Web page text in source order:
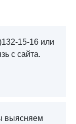
15-16 или
с сайта.
выясняем